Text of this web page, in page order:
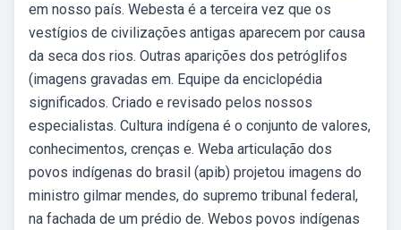
em nosso país. Webesta é a terceira vez que os
vestígios de civilizações antigas aparecem por causa
da seca dos rios. Outras aparições dos petróglifos
(imagens gravadas em. Equipe da enciclopédia
significados. Criado e revisado pelos nossos
especialistas. Cultura indígena é o conjunto de valores,
conhecimentos, crenças e. Weba articulação dos
povos indígenas do brasil (apib) projetou imagens do
ministro gilmar mendes, do supremo tribunal federal,
na fachada de um prédio de. Webos povos indígenas